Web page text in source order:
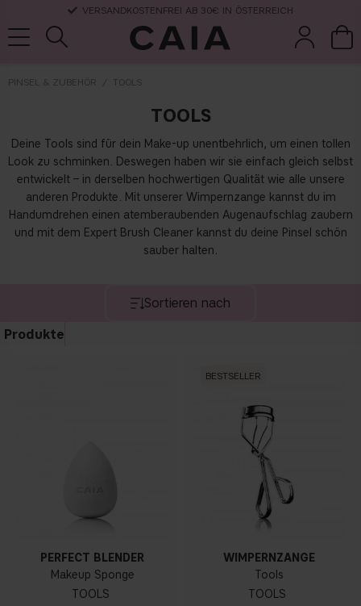
VERSANDKOSTENFREI AB 30€ IN ÖSTERREICH
PINSEL & ZUBEHÖR TOOLS
TOOLS
Deine Tools sind für dein Make-up unentbehrlich, um einen tollen
Look zu schminken. Deswegen haben wir sie einfach gleich selbst
entwickelt – in derselben hochwertigen Qualität wie alle unsere
anderen Produkte. Mit unserer Wimpernzange kannst du im
Handumdrehen einen atemberaubenden Augenaufschlag zaubern
und mit dem Expert Brush Cleaner kannst du deine Pinsel schön
sauber halten.
Sortieren nach
Produkte
PERFECT BLENDER
Makeup Sponge
TOOLS
BESTSELLER
WIMPERNZANGE
Tools
TOOLS
kits & sets
trockensha